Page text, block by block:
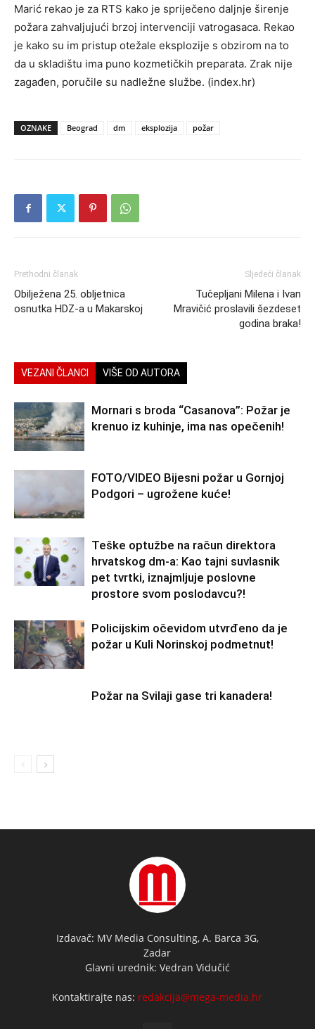
Marić rekao je za RTS kako je spriječeno daljnje širenje
požara zahvaljujući brzoj intervenciji vatrogasaca. Rekao
je kako su im pristup otežale eksplozije s obzirom na to
da u skladištu ima puno kozmetičkih preparata. Zrak nije
zagađen, poručile su nadležne službe. (index.hr)
OZNAKE Beograd dm eksplozija požar
Prethodni članak
Obilježena 25. obljetnica
osnutka HDZ-a u Makarskoj
Sljedeći članak
Tučepljani Milena i Ivan
Mravičić proslavili šezdeset
godina braka!
VEZANI ČLANCI VIŠE OD AUTORA
Mornari s broda “Casanova”: Požar je
krenuo iz kuhinje, ima nas opečenih!
FOTO/VIDEO Bijesni požar u Gornjoj
Podgori – ugrožene kuće!
Teške optužbe na račun direktora
hrvatskog dm-a: Kao tajni suvlasnik
pet tvrtki, iznajmljuje poslovne
prostore svom poslodavcu?!
Policijskim očevidom utvrđeno da je
požar u Kuli Norinskoj podmetnut!
Požar na Svilaji gase tri kanadera!
Izdavač: MV Media Consulting, A. Barca 3G,
Zadar
Glavni urednik: Vedran Vidučić
Kontaktirajte nas: redakcija@mega-media.hr